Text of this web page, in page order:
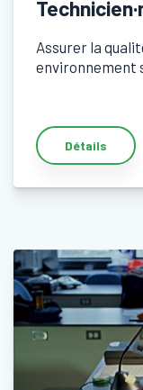
Assurer la
environnement
Détails